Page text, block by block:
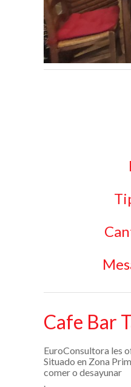
Cafe Bar
EuroConsultora les
Situado en Zona
comer o desayunar